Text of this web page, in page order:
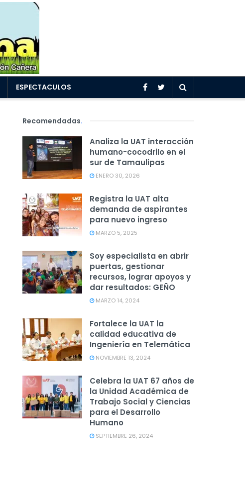
ESPECTACULOS
Recomendadas.
Analiza la UAT interacción
humano-cocodrilo en el
sur de Tamaulipas
ENERO 30, 2026
Registra la UAT alta
demanda de aspirantes
para nuevo ingreso
MARZO 5, 2025
Soy especialista en abrir
puertas, gestionar
recursos, lograr apoyos y
dar resultados: GEÑO
MARZO 14, 2024
Fortalece la UAT la
calidad educativa de
Ingeniería en Telemática
NOVIEMBRE 13, 2024
Celebra la UAT 67 años de
la Unidad Académica de
Trabajo Social y Ciencias
para el Desarrollo
Humano
SEPTIEMBRE 26, 2024